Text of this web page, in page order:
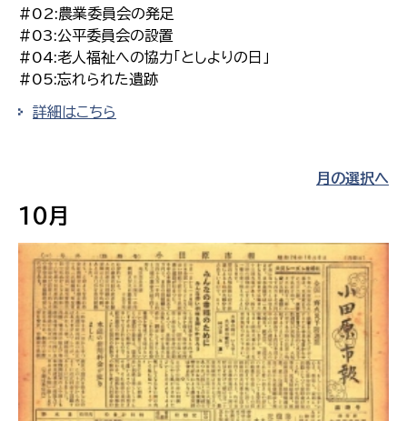
#02:農業委員会の発足
#03:公平委員会の設置
#04:老人福祉への協力「としよりの日」
#05:忘れられた遺跡
詳細はこちら
月の選択へ
10月